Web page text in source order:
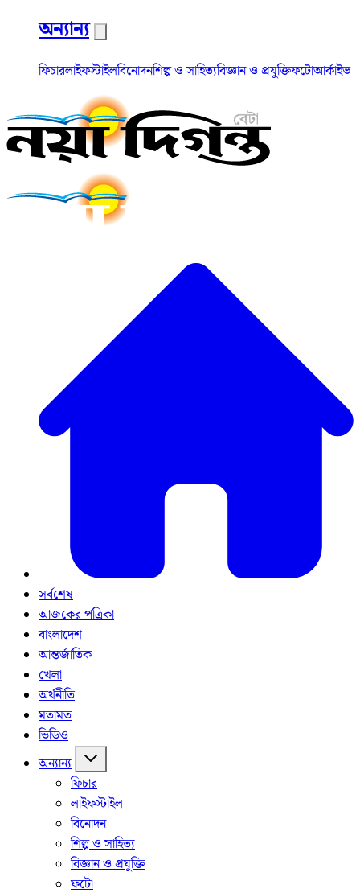
অন্যান্য
ফিচারলাইফস্টাইলবিনোদনশিল্প ও সাহিত্যবিজ্ঞান ও প্রযুক্তিফটোআর্কাইভ
সর্বশেষ
আজকের পত্রিকা
বাংলাদেশ
আন্তর্জাতিক
খেলা
অর্থনীতি
মতামত
ভিডিও
অন্যান্য
ফিচার
লাইফস্টাইল
বিনোদন
শিল্প ও সাহিত্য
বিজ্ঞান ও প্রযুক্তি
ফটো